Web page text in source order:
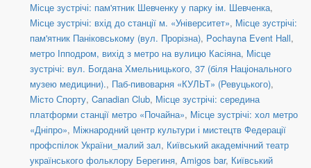
Місце зустрічі: пам'ятник Шевченку у парку ім. Шевченка,
Місце зустрічі: вхід до станції м. «Університет», Місце зустрічі:
пам'ятник Паніковському (вул. Прорізна), Pochayna Event Hall,
метро Іпподром, вихід з метро на вулицю Касіяна, Місце
зустрічі: вул. Богдана Хмельницького, 37 (біля Національного
музею медицини)., Паб-пивоварня «КУЛЬТ» (Ревуцького),
Місто Спорту, Canadian Club, Місце зустрічі: середина
платформи станції метро «Почайна», Місце зустрічі: хол метро
«Дніпро», Міжнародний центр культури і мистецтв Федерації
профспілок України_малий зал, Київський академічний театр
українського фольклору Берегиня, Amigos bar, Київський